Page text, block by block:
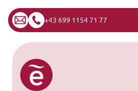
+43 699 1154 71 77
Saltar al contenido
Navegación principal